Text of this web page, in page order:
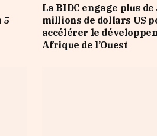
5
La BIDC engage plus de
millions de dollars US
accélérer le
Afrique de l’Ouest